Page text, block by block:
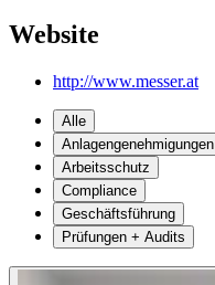
Website
http://www.messer.at
Alle
Anlagengenehmigungen
Arbeitsschutz
Compliance
Geschäftsführung
Prüfungen + Audits